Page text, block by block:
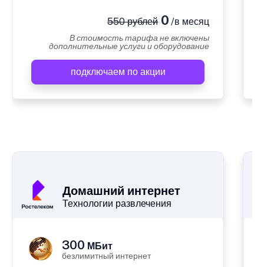
550 рублей0 /в месяц
В стоимость тарифа не включены
дополнительные услуги и оборудование
подключаем по акции
Домашний интернет
Технологии развлечения
300 МБит
безлимитный интернет